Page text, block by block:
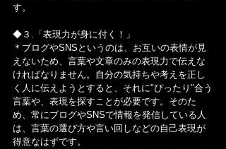
す。
◆３.「表現力が身に付く！」
＊ブログやSNSというのは、お互いの表情が見
えないため、言葉や文章のみの表現力で伝えな
ければなりません。自分の気持ちや考えを正し
く人に伝えようとすると、それに"ぴったり"合う
言葉や、表現を探すことが必要です。そのた
め、常にブログやSNSで情報を発信している人
は、言葉の選び方や言い回しなどの自己表現が
得意なはずです。